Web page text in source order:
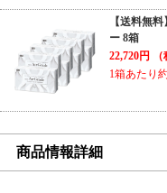
【送料無
ー 8箱
22,720円
1箱あたり
商品情報詳細